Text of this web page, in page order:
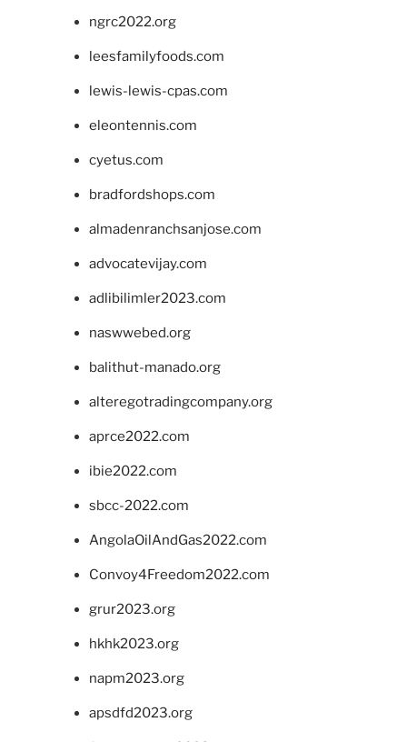
ngrc2022.org
leesfamilyfoods.com
lewis-lewis-cpas.com
eleontennis.com
cyetus.com
bradfordshops.com
almadenranchsanjose.com
advocatevijay.com
adlibilimler2023.com
naswwebed.org
balithut-manado.org
alteregotradingcompany.org
aprce2022.com
ibie2022.com
sbcc-2022.com
AngolaOilAndGas2022.com
Convoy4Freedom2022.com
grur2023.org
hkhk2023.org
napm2023.org
apsdfd2023.org